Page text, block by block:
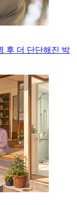
후 더 단단해진 박